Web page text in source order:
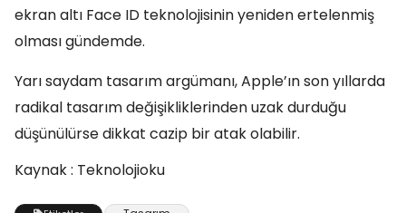
ekran altı Face ID teknolojisinin yeniden ertelenmiş
olması gündemde.
Yarı saydam tasarım argümanı, Apple’ın son yıllarda
radikal tasarım değişikliklerinden uzak durduğu
düşünülürse dikkat cazip bir atak olabilir.
Kaynak : Teknolojioku